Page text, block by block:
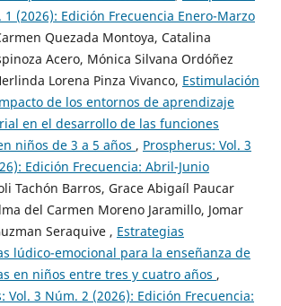
1 (2026): Edición Frecuencia Enero-Marzo
Quezada Montoya, Catalina
Acero, Mónica Silvana Ordóñez
Lorena Pinza Vivanco, Estimulación
de los entornos de aprendizaje
en el desarrollo de las funciones
niños de 3 a 5 años , Prospherus: Vol. 3
Edición Frecuencia: Abril-Junio
Tachón Barros, Grace Abigaíl Paucar
del Carmen Moreno Jaramillo, Jomar
Seraquive , Estrategias
lúdico-emocional para la enseñanza de
en niños entre tres y cuatro años ,
Vol. 3 Núm. 2 (2026): Edición Frecuencia: